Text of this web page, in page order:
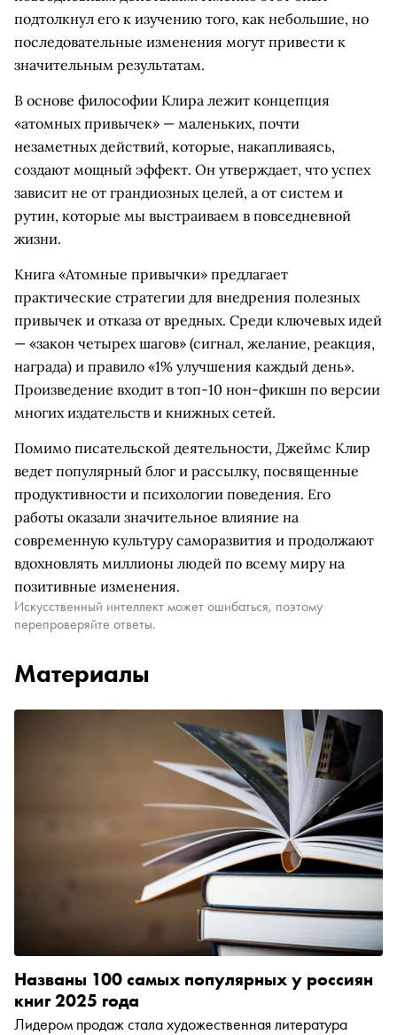
подтолкнул его к изучению того, как небольшие, но
последовательные изменения могут привести к
значительным результатам.
В основе философии Клира лежит концепция
«атомных привычек» — маленьких, почти
незаметных действий, которые, накапливаясь,
создают мощный эффект. Он утверждает, что успех
зависит не от грандиозных целей, а от систем и
рутин, которые мы выстраиваем в повседневной
жизни.
Книга «Атомные привычки» предлагает
практические стратегии для внедрения полезных
привычек и отказа от вредных. Среди ключевых идей
— «закон четырех шагов» (сигнал, желание, реакция,
награда) и правило «1% улучшения каждый день».
Произведение входит в топ-10 нон-фикшн по версии
многих издательств и книжных сетей.
Помимо писательской деятельности, Джеймс Клир
ведет популярный блог и рассылку, посвященные
продуктивности и психологии поведения. Его
работы оказали значительное влияние на
современную культуру саморазвития и продолжают
вдохновлять миллионы людей по всему миру на
позитивные изменения.
Искусственный интеллект может ошибаться, поэтому
перепроверяйте ответы.
Материалы
Названы 100 самых популярных у россиян
книг 2025 года
Лидером продаж стала художественная литература